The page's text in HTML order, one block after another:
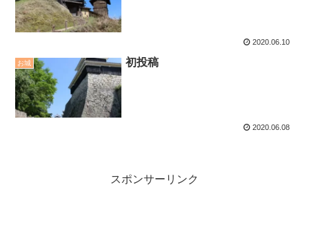
2020.06.10
お城 初投稿
2020.06.08
スポンサーリンク